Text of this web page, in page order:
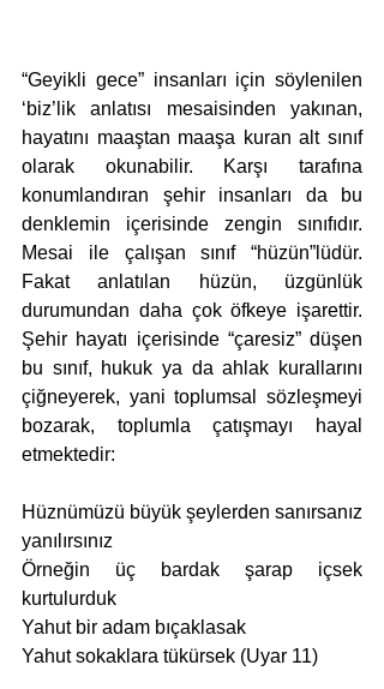
“Geyikli gece” insanları için söylenilen
‘biz’lik anlatısı mesaisinden yakınan,
hayatını maaştan maaşa kuran alt sınıf
olarak okunabilir. Karşı tarafına
konumlandıran şehir insanları da bu
denklemin içerisinde zengin sınıfıdır.
Mesai ile çalışan sınıf “hüzün”lüdür.
Fakat anlatılan hüzün, üzgünlük
durumundan daha çok öfkeye işarettir.
Şehir hayatı içerisinde “çaresiz” düşen
bu sınıf, hukuk ya da ahlak kurallarını
çiğneyerek, yani toplumsal sözleşmeyi
bozarak, toplumla çatışmayı hayal
etmektedir:
Hüznümüzü büyük şeylerden sanırsanız
yanılırsınız
Örneğin üç bardak şarap içsek
kurtulurduk
Yahut bir adam bıçaklasak
Yahut sokaklara tükürsek (Uyar 11)